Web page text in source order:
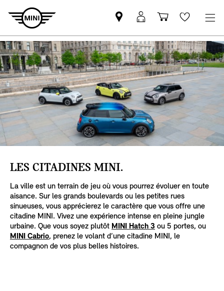
Trouver
un
partenaire
MINI
Connexion
MyMINI
PanierFavoris
LES CITADINES MINI.
La ville est un terrain de jeu où vous pourrez évoluer en toute
aisance. Sur les grands boulevards ou les petites rues
sinueuses, vous apprécierez le caractère que vous offre une
citadine MINI. Vivez une expérience intense en pleine jungle
urbaine. Que vous soyez plutôt MINI Hatch 3 ou 5 portes, ou
MINI Cabrio, prenez le volant d’une citadine MINI, le
compagnon de vos plus belles histoires.